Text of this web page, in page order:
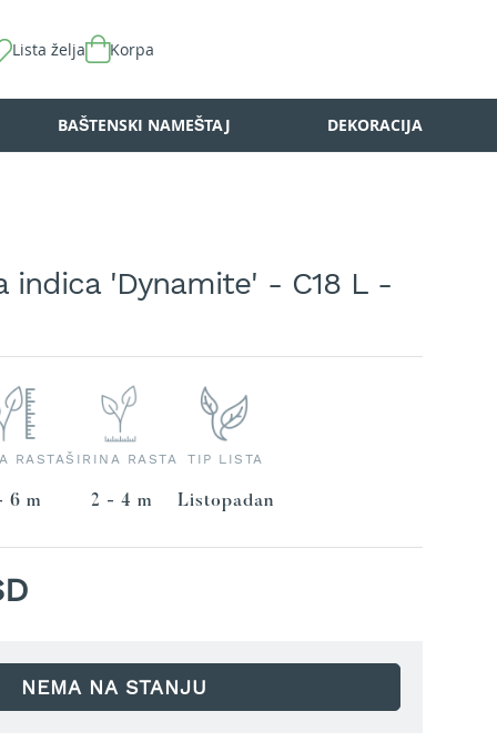
Korpa
Lista želja
BAŠTENSKI NAMEŠTAJ DEKORACIJA
indica 'Dynamite' - C18 L -
RASTA
6 m
ŠIRINA RASTA
2 - 4 m
TIP LISTA
Listopadan
NEMA NA STANJU